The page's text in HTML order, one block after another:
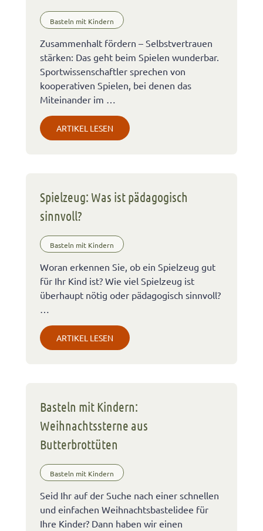
Basteln mit Kindern
Zusammenhalt fördern – Selbstvertrauen
stärken: Das geht beim Spielen wunderbar.
Sportwissenschaftler sprechen von
kooperativen Spielen, bei denen das
Miteinander im …
ARTIKEL LESEN
Spielzeug: Was ist pädagogisch
sinnvoll?
Basteln mit Kindern
Woran erkennen Sie, ob ein Spielzeug gut
für Ihr Kind ist? Wie viel Spielzeug ist
überhaupt nötig oder pädagogisch sinnvoll?
ARTIKEL LESEN
Basteln mit Kindern:
Weihnachtssterne aus
Butterbrottüten
Basteln mit Kindern
Seid Ihr auf der Suche nach einer schnellen
und einfachen Weihnachtsbastelidee für
Ihre Kinder? Dann haben wir einen